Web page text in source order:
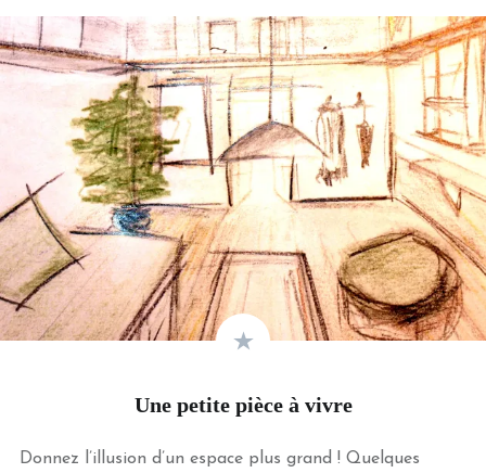
Une petite pièce à vivre
Donnez l’illusion d’un espace plus grand ! Quelques